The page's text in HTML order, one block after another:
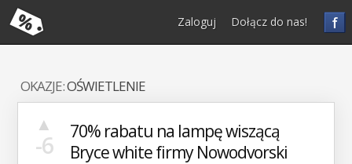
f
Zaloguj Dołącz do nas!
OKAZJE:OŚWIETLENIE
-6
▲
70% rabatu na lampę wiszącą
Bryce white firmy Nowodvorski